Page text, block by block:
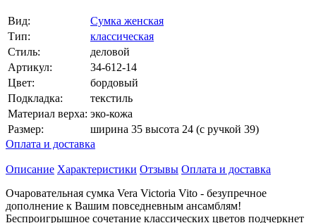
Вид:
Сумка женская
Тип:
классическая
Стиль:
деловой
Артикул:
34-612-14
Цвет:
бордовый
Подкладка:
текстиль
Материал верха: эко-кожа
Размер:
ширина 35 высота 24 (с ручкой 39)
Оплата и доставка
Описание Характеристики Отзывы Оплата и доставка
Очаровательная сумка Vera Victoria Vito - безупречное
дополнение к Вашим повседневным ансамблям!
Беспроигрышное сочетание классических цветов подчеркнет